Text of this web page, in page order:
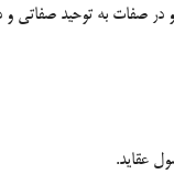
در صفات به توحيد صفاتي و